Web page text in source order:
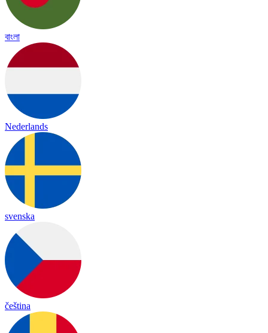
বাংলা
Nederlands
svenska
čeština